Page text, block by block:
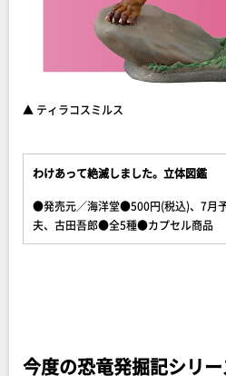
▲ ティラコスミルス
わけあって絶滅しました。立体図鑑
●発売元／海洋堂●500円(税込)、7月
夫、古田吾郎●全5種●カプセル商品
今度の恐竜発掘記シリ